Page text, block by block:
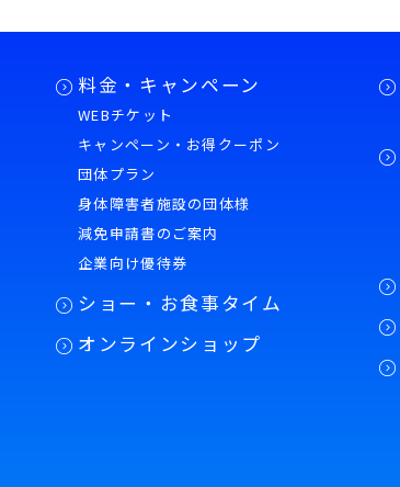
料金・キャンペーン
WEBチケット
キャンペーン・お得クーポン
団体プラン
身体障害者施設の団体様
減免申請書のご案内
企業向け優待券
ショー・お食事タイム
オンラインショップ